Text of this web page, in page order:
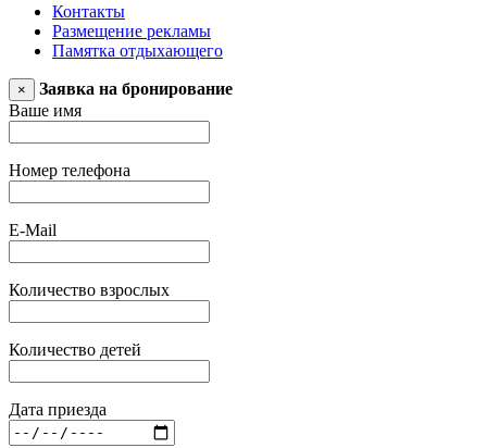
Контакты
Размещение рекламы
Памятка отдыхающего
×
Заявка на бронирование
Ваше имя
Номер телефона
E-Mail
Количество взрослых
Количество детей
Дата приезда